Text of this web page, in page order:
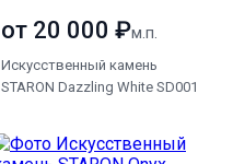
от 20 000 ₽м.п.
Искусственный камень
STARON Dazzling White SD001